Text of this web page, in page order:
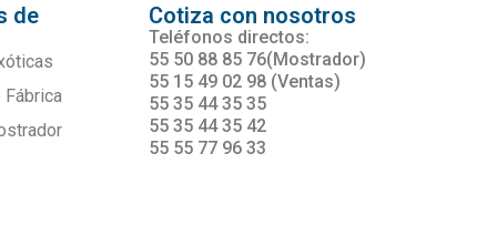
de
Cotiza con nosotros
Teléfonos directos:
55 50 88 85 76(Mostrador)
55 15 49 02 98 (Ventas)
55 35 44 35 35
55 35 44 35 42
55 55 77 96 33